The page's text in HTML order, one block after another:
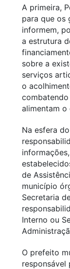
A primeira,
para que os
informem,
a estrutura
sobre a
serviços
o
alimentam o
Na esfera
de
município
Secretaria
Interno ou
O prefeito
responsável